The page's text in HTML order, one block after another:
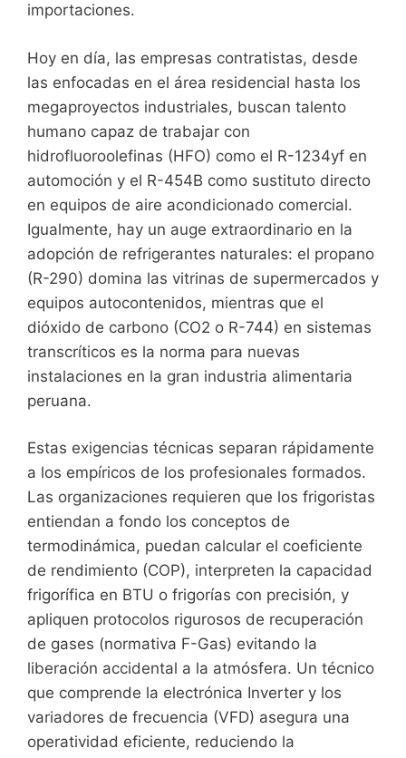
importaciones.
Hoy en día, las empresas contratistas, desde
las enfocadas en el área residencial hasta los
megaproyectos industriales, buscan talento
humano capaz de trabajar con
hidrofluoroolefinas (HFO) como el R-1234yf en
automoción y el R-454B como sustituto directo
en equipos de aire acondicionado comercial.
Igualmente, hay un auge extraordinario en la
adopción de refrigerantes naturales: el propano
(R-290) domina las vitrinas de supermercados y
equipos autocontenidos, mientras que el
dióxido de carbono (CO2 o R-744) en sistemas
transcríticos es la norma para nuevas
instalaciones en la gran industria alimentaria
peruana.
Estas exigencias técnicas separan rápidamente
a los empíricos de los profesionales formados.
Las organizaciones requieren que los frigoristas
entiendan a fondo los conceptos de
termodinámica, puedan calcular el coeficiente
de rendimiento (COP), interpreten la capacidad
frigorífica en BTU o frigorías con precisión, y
apliquen protocolos rigurosos de recuperación
de gases (normativa F-Gas) evitando la
liberación accidental a la atmósfera. Un técnico
que comprende la electrónica Inverter y los
variadores de frecuencia (VFD) asegura una
operatividad eficiente, reduciendo la